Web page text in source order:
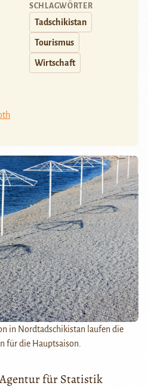
SCHLAGWÖRTER
Tadschikistan
Tourismus
Wirtschaft
in Nordtadschikistan laufen die
für die Hauptsaison.
für Statistik